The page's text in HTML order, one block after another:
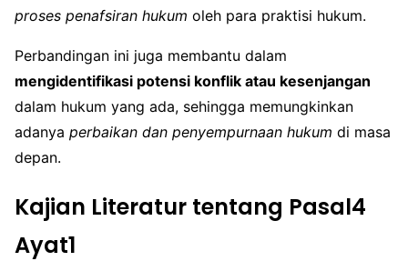
proses penafsiran hukum oleh para praktisi hukum.
Perbandingan ini juga membantu dalam
mengidentifikasi potensi konflik atau kesenjangan
dalam hukum yang ada, sehingga memungkinkan
adanya perbaikan dan penyempurnaan hukum di masa
depan.
Kajian Literatur tentang Pasal4
Ayat1